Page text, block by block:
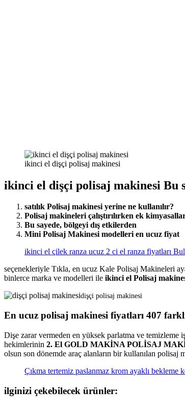
ikinci el dişçi polisaj makinesi
ikinci el dişçi polisaj makinesi
satılık Polisaj makinesi yerine ne kullanılır?
Polisaj makineleri çalıştırılırken ek
Bu sayede, bölgeyi dış etkilerden
Mini Polisaj Makinesi modelleri en ucuz fiyat
ikinci el çilek ranza ucuz 2 ci el ranza fiyatları
seçenekleriyle Tıkla, en ucuz Kale Polisaj Makineleri
binlerce marka ve modelleri ile ikinci el Polisaj
dişçi polisaj makinesi
En ucuz polisaj makinesi fiyatları 407
Dişe zarar vermeden en yüksek parlatma ve
hekimlerinin 2. El GOLD MAKİNA POLİSAJ
olsun son dönemde araç alanların bir kullanılan polisaj
Çıkma tertemiz paslanmaz krom ayaklı bekleme
ilginizi çekebilecek ürünler: